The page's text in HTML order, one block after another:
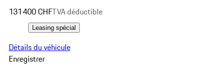
131 400 CHFTVA déductible
Leasing spécial
Détails du véhicule
Enregistrer